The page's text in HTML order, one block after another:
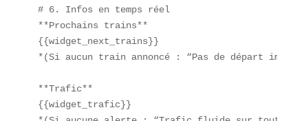
# 6. Infos en temps réel
**Prochains trains**
{{widget_next_trains}}
*(Si aucun train annoncé : “Pas de départ
**Trafic**
{{widget_trafic}}